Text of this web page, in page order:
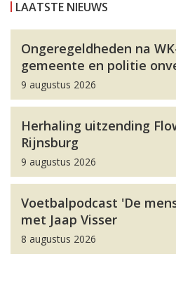
LAATSTE NIEUWS
Ongeregeldheden na
gemeente en politie
9 augustus 2026
Herhaling uitzending
Rijnsburg
9 augustus 2026
Voetbalpodcast 'De
met Jaap Visser
8 augustus 2026